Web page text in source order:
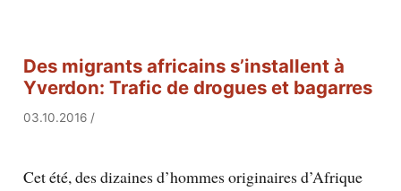
Des migrants africains s’installent à
Yverdon: Trafic de drogues et bagarres
03.10.2016/
Cet été, des dizaines d’hommes originaires d’Afrique